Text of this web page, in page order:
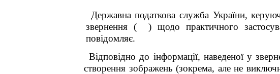
Державна податкова служба України,
звернення ( ) щодо практичного
повідомляє.
Відповідно до інформації, наведеної у
створення зображень (зокрема, але не